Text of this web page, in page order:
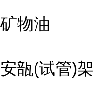
矿物油
安瓿(试管)架